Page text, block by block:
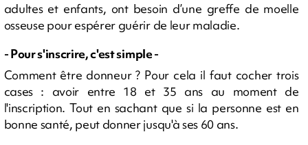
adultes et enfants, ont besoin d’une greffe de moelle
osseuse pour espérer guérir de leur maladie.
- Pour s'inscrire, c'est simple -
Comment être donneur ? Pour cela il faut cocher trois
cases : avoir entre 18 et 35 ans au moment de
l'inscription. Tout en sachant que si la personne est en
bonne santé, peut donner jusqu'à ses 60 ans.